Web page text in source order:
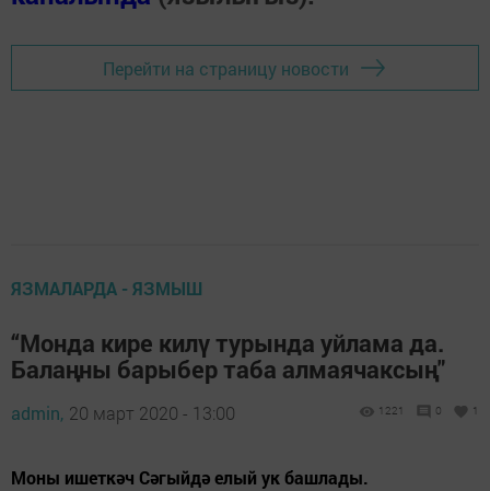
Перейти на страницу новости
ЯЗМАЛАРДА - ЯЗМЫШ
“Монда кире килү турында уйлама да.
Балаңны барыбер таба алмаячаксың"
admin, 20 март 2020 - 13:00 1221 0 1
Моны ишеткәч Сәгыйдә елый ук башлады.